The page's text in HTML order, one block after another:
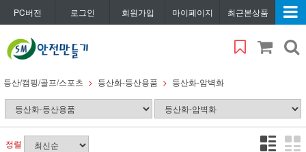
PC버전 로그인 회원가입 마이페이지 최근본상품
등산/캠핑/골프/스포츠 등산화-등산용품 등산화-암벽화
정렬